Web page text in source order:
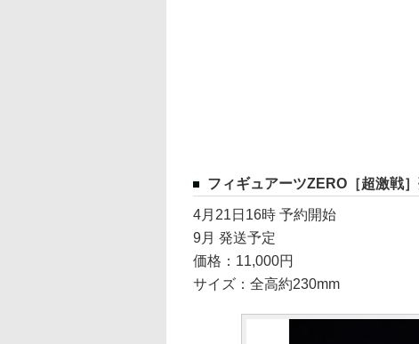
フィギュアーツZERO［超激戦
4月21日16時 予約開始
9月 発送予定
価格：11,000円
サイズ：全高約230mm